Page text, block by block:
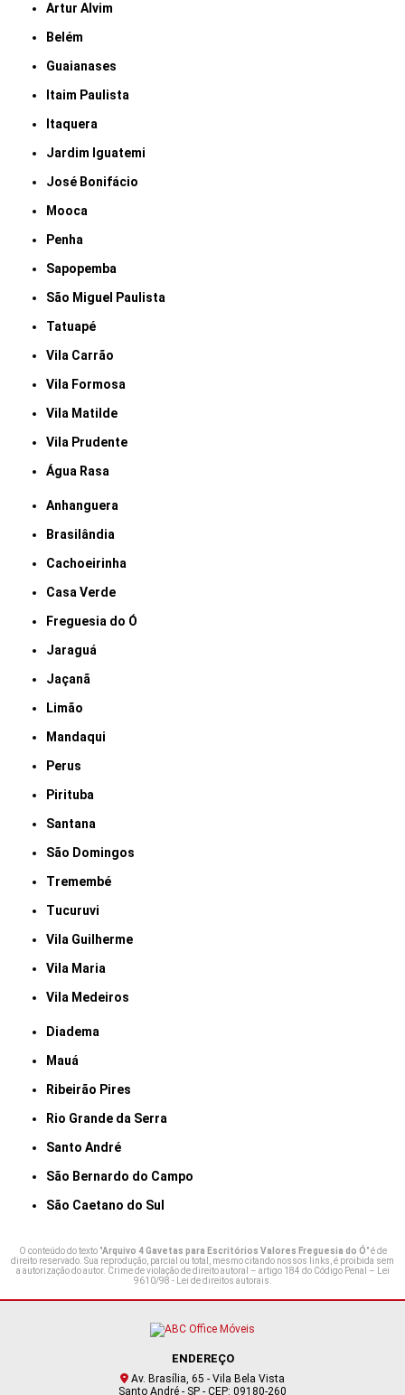
Artur Alvim
Belém
Guaianases
Itaim Paulista
Itaquera
Jardim Iguatemi
José Bonifácio
Mooca
Penha
Sapopemba
São Miguel Paulista
Tatuapé
Vila Carrão
Vila Formosa
Vila Matilde
Vila Prudente
Água Rasa
Anhanguera
Brasilândia
Cachoeirinha
Casa Verde
Freguesia do Ó
Jaraguá
Jaçanã
Limão
Mandaqui
Perus
Pirituba
Santana
São Domingos
Tremembé
Tucuruvi
Vila Guilherme
Vila Maria
Vila Medeiros
Diadema
Mauá
Ribeirão Pires
Rio Grande da Serra
Santo André
São Bernardo do Campo
São Caetano do Sul
O conteúdo do texto "Arquivo 4 Gavetas para Escritórios Valores Freguesia do Ó" é de
direito reservado. Sua reprodução, parcial ou total, mesmo citando nossos links, é proibida sem
a autorização do autor. Crime de violação de direito autoral – artigo 184 do Código Penal – Lei
9610/98 - Lei de direitos autorais.
ENDEREÇO
Av. Brasília, 65 - Vila Bela Vista
Santo André - SP - CEP: 09180-260